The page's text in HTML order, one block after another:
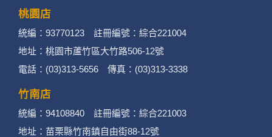
桃園店
統編：93770123 註冊編號：綜合221004
地址：桃園市蘆竹區大竹路506-12號
電話：(03)313-5656 傳真：(03)313-3338
竹南店
統編：94108840 註冊編號：綜合221003
地址：苗栗縣竹南鎮自由街88-12號